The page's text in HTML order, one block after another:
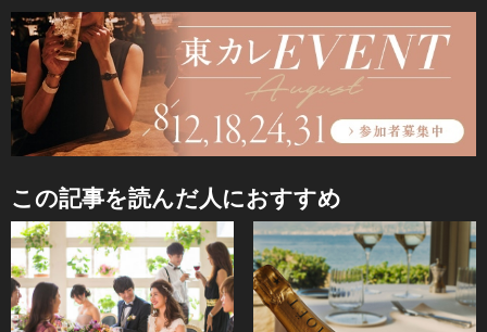
この記事を読んだ人におすすめ